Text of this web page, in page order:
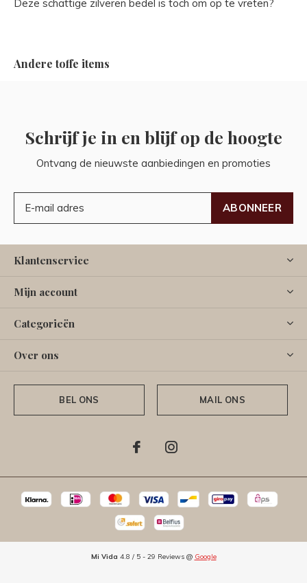
Deze schattige zilveren bedel is toch om op te vreten?
Andere toffe items
Schrijf je in en blijf op de hoogte
Ontvang de nieuwste aanbiedingen en promoties
ABONNEER
Klantenservice
Mijn account
Categorieën
Over ons
BEL ONS MAIL ONS
Mi Vida 4.8 / 5- 29 Reviews @ Google